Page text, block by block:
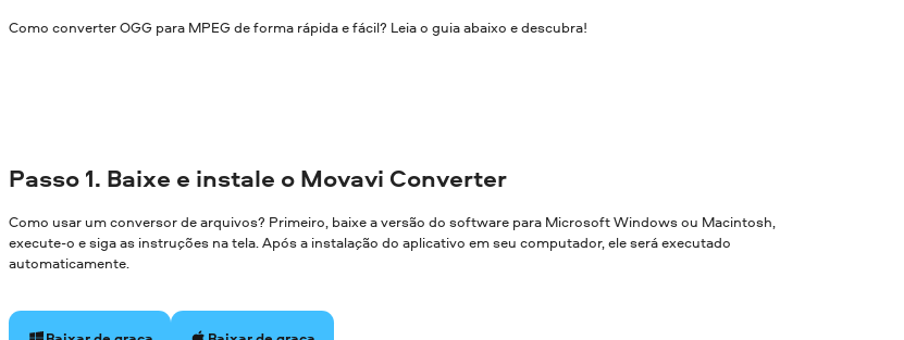
Como converter OGG para MPEG de forma rápida e fácil? Leia o guia abaixo e descubra!
Passo 1. Baixe e instale o Movavi Converter
Como usar um conversor de arquivos? Primeiro, baixe a versão do software para Microsoft Windows ou Macintosh,
execute-o e siga as instruções na tela. Após a instalação do aplicativo em seu computador, ele será executado
automaticamente.